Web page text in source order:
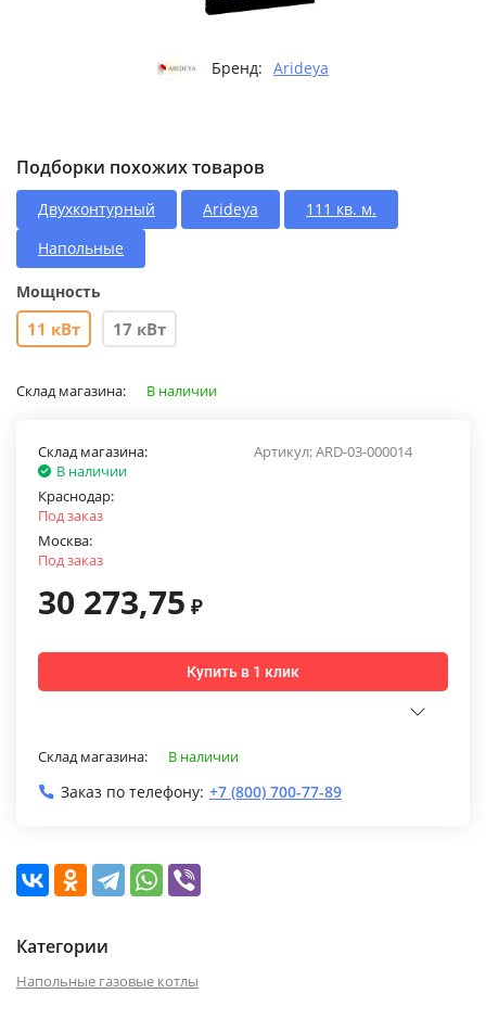
Бренд: Arideya
Подборки похожих товаров
Двухконтурный Arideya
111 кв. м.
Напольные
Мощность
11 кВт 17 кВт
Склад магазина: В наличии
Артикул:ARD-03-000014
Склад магазина:
В наличии
Краснодар:
Под заказ
Москва:
Под заказ
30 273,75 ₽
Купить в 1 клик
Склад магазина: В наличии
Заказ по телефону: +7 (800) 700-77-89
Категории
Напольные газовые котлы